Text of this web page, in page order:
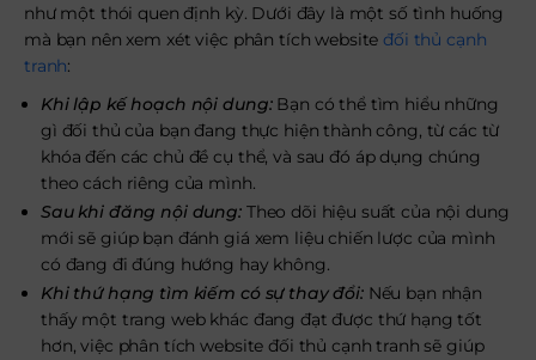
như một thói quen định kỳ. Dưới đây là một số tình huống
mà bạn nên xem xét việc phân tích websiteđối thủ cạnh
tranh:
Khi lập kế hoạch nội dung:Bạn có thể tìm hiểu những
gì đối thủ của bạn đang thực hiện thành công, từ các từ
khóa đến các chủ đề cụ thể, và sau đó áp dụng chúng
theo cách riêng của mình.
Sau khi đăng nội dung: Theo dõi hiệu suất của nội dung
mới sẽ giúp bạn đánh giá xem liệu chiến lược của mình
có đang đi đúng hướng hay không.
Khi thứ hạng tìm kiếm có sự thay đổi:Nếu bạn nhận
thấy một trang web khác đang đạt được thứ hạng tốt
hơn, việc phân tích website đối thủ cạnh tranh sẽ giúp